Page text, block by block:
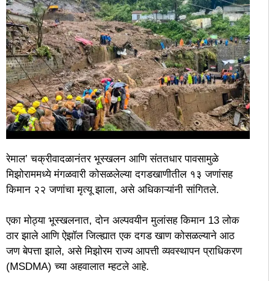
रेमाल’ चक्रीवादळानंतर भूस्खलन आणि संततधार पावसामुळे
मिझोराममध्ये मंगळवारी कोसळलेल्या दगडखाणीतील १३ जणांसह
किमान २२ जणांचा मृत्यू झाला, असे अधिकाऱ्यांनी सांगितले.
एका मोठ्या भूस्खलनात, दोन अल्पवयीन मुलांसह किमान 13 लोक
ठार झाले आणि ऐझॉल जिल्ह्यात एक दगड खाण कोसळल्याने आठ
जण बेपत्ता झाले, असे मिझोरम राज्य आपत्ती व्यवस्थापन प्राधिकरण
(MSDMA) च्या अहवालात म्हटले आहे.